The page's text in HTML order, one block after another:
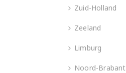
Zuid-Holland
Zeeland
Limburg
Noord-Brabant